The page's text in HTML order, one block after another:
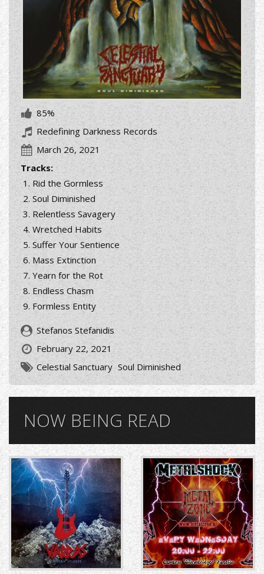
85%
Redefining Darkness Records
March 26, 2021
Tracks:
Rid the Gormless
Soul Diminished
Relentless Savagery
Wretched Habits
Suffer Your Sentience
Mass Extinction
Yearn for the Rot
Endless Chasm
Formless Entity
Stefanos Stefanidis
February 22, 2021
Celestial Sanctuary Soul Diminished
NOW BEING READ